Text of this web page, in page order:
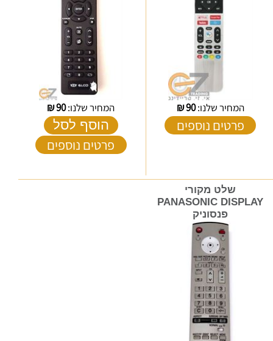
המחיר שלנו:90
₪
פרטים נוספים
המחיר שלנו:90
₪
הוסף לסל
פרטים נוספים
שלט מקורי
PANASONIC DISPLAY
פנסוניק